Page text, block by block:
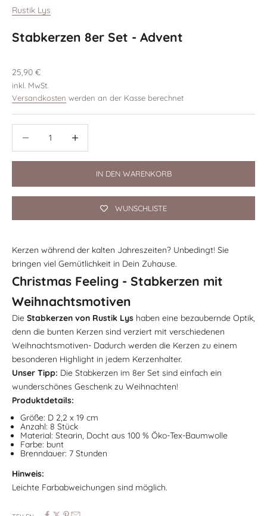
Rustik Lys
Stabkerzen 8er Set - Advent
Angebot
25,90 €
inkl. MwSt.
Versandkosten werden an der Kasse berechnet
IN DEN WARENKORB
WUNSCHLISTE
Kerzen während der kalten Jahreszeiten? Unbedingt! Sie
bringen viel Gemütlichkeit in Dein Zuhause.
Christmas Feeling - Stabkerzen mit
Weihnachtsmotiven
Die Stabkerzen von Rustik Lys haben eine bezaubernde Optik,
denn die bunten Kerzen sind verziert mit verschiedenen
Weihnachtsmotiven- Dadurch werden die Kerzen zu einem
besonderen Highlight in jedem Kerzenhalter.
Unser Tipp: Die Stabkerzen im 8er Set sind einfach ein
wunderschönes Geschenk zu Weihnachten!
Produktdetails:
Größe: D 2,2 x 19 cm
Anzahl: 8 Stück
Material: Stearin, Docht aus 100 % Öko-Tex-Baumwolle
Farbe: bunt
Brenndauer: 7 Stunden
Hinweis:
Leichte Farbabweichungen sind möglich.